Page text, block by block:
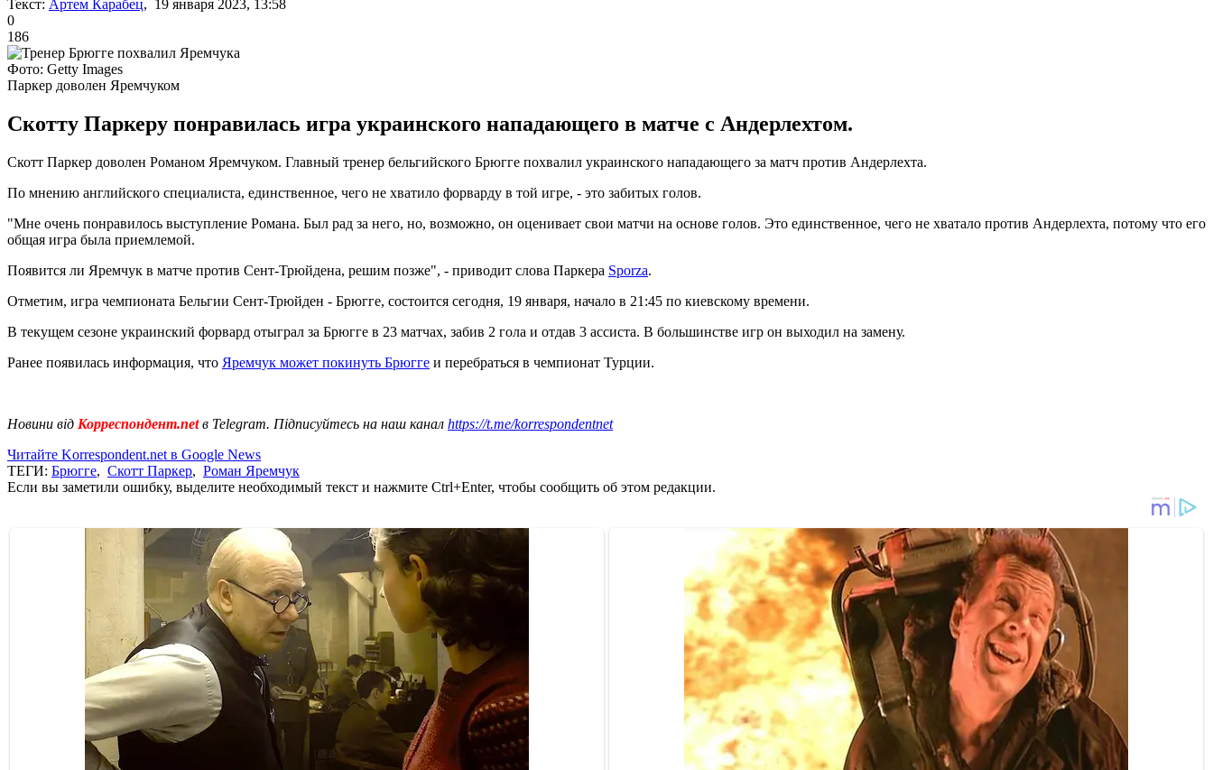
Текст: Артем Карабец, 19 января 2023, 13:58
0
186
Фото: Getty Images
Паркер доволен Яремчуком
Скотту Паркеру понравилась игра украинского нападающего в матче с Андерлехтом.
Скотт Паркер доволен Романом Яремчуком. Главный тренер бельгийского Брюгге похвалил украинского нападающего за матч против Андерлехта.
По мнению английского специалиста, единственное, чего не хватило форварду в той игре, - это забитых голов.
"Мне очень понравилось выступление Романа. Был рад за него, но, возможно, он оценивает свои матчи на основе голов. Это единственное, чего не хватало против Андерлехта, потому что его
общая игра была приемлемой.
Появится ли Яремчук в матче против Сент-Трюйдена, решим позже", - приводит слова Паркера Sporza.
Отметим, игра чемпионата Бельгии Сент-Трюйден - Брюгге, состоится сегодня, 19 января, начало в 21:45 по киевскому времени.
В текущем сезоне украинский форвард отыграл за Брюгге в 23 матчах, забив 2 гола и отдав 3 ассиста. В большинстве игр он выходил на замену.
Ранее появилась информация, что Яремчук может покинуть Брюгге и перебраться в чемпионат Турции.
Новини від Корреспондент.netв Telegram. Підписуйтесь на наш канал https://t.me/korrespondentnet
Читайте Korrespondent.net в Google News
ТЕГИ: Брюгге, Скотт Паркер, Роман Яремчук
Если вы заметили ошибку, выделите необходимый текст и нажмите Ctrl+Enter, чтобы сообщить об этом редакции.